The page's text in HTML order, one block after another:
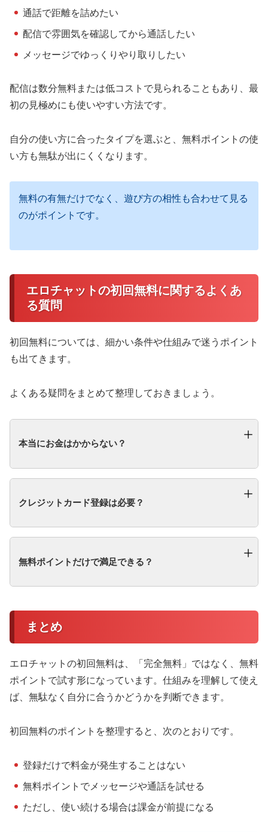
通話で距離を詰めたい
配信で雰囲気を確認してから通話したい
メッセージでゆっくりやり取りしたい
配信は数分無料または低コストで見られることもあり、最
初の見極めにも使いやすい方法です。
自分の使い方に合ったタイプを選ぶと、無料ポイントの使
い方も無駄が出にくくなります。
無料の有無だけでなく、遊び方の相性も合わせて見る
のがポイントです。
エロチャットの初回無料に関するよくあ
る質問
初回無料については、細かい条件や仕組みで迷うポイント
も出てきます。
よくある疑問をまとめて整理しておきましょう。
本当にお金はかからない？
クレジットカード登録は必要？
無料ポイントだけで満足できる？
まとめ
エロチャットの初回無料は、「完全無料」ではなく、無料
ポイントで試す形になっています。仕組みを理解して使え
ば、無駄なく自分に合うかどうかを判断できます。
初回無料のポイントを整理すると、次のとおりです。
登録だけで料金が発生することはない
無料ポイントでメッセージや通話を試せる
ただし、使い続ける場合は課金が前提になる